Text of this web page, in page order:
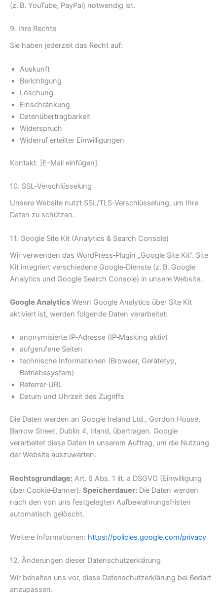
(z. B. YouTube, PayPal) notwendig ist.
9. Ihre Rechte
Sie haben jederzeit das Recht auf:
Auskunft
Berichtigung
Löschung
Einschränkung
Datenübertragbarkeit
Widerspruch
Widerruf erteilter Einwilligungen
Kontakt: [E-Mail einfügen]
10. SSL‑Verschlüsselung
Unsere Website nutzt SSL/TLS‑Verschlüsselung, um Ihre
Daten zu schützen.
11. Google Site Kit (Analytics & Search Console)
Wir verwenden das WordPress‑Plugin „Google Site Kit“. Site
Kit integriert verschiedene Google‑Dienste (z. B. Google
Analytics und Google Search Console) in unsere Website.
Google Analytics Wenn Google Analytics über Site Kit
aktiviert ist, werden folgende Daten verarbeitet:
anonymisierte IP‑Adresse (IP‑Masking aktiv)
aufgerufene Seiten
technische Informationen (Browser, Gerätetyp,
Betriebssystem)
Referrer‑URL
Datum und Uhrzeit des Zugriffs
Die Daten werden an Google Ireland Ltd., Gordon House,
Barrow Street, Dublin 4, Irland, übertragen. Google
verarbeitet diese Daten in unserem Auftrag, um die Nutzung
der Website auszuwerten.
Rechtsgrundlage: Art. 6 Abs. 1 lit. a DSGVO (Einwilligung
über Cookie‑Banner). Speicherdauer: Die Daten werden
nach den von uns festgelegten Aufbewahrungsfristen
automatisch gelöscht.
Weitere Informationen: https://policies.google.com/privacy
12. Änderungen dieser Datenschutzerklärung
Wir behalten uns vor, diese Datenschutzerklärung bei Bedarf
anzupassen.